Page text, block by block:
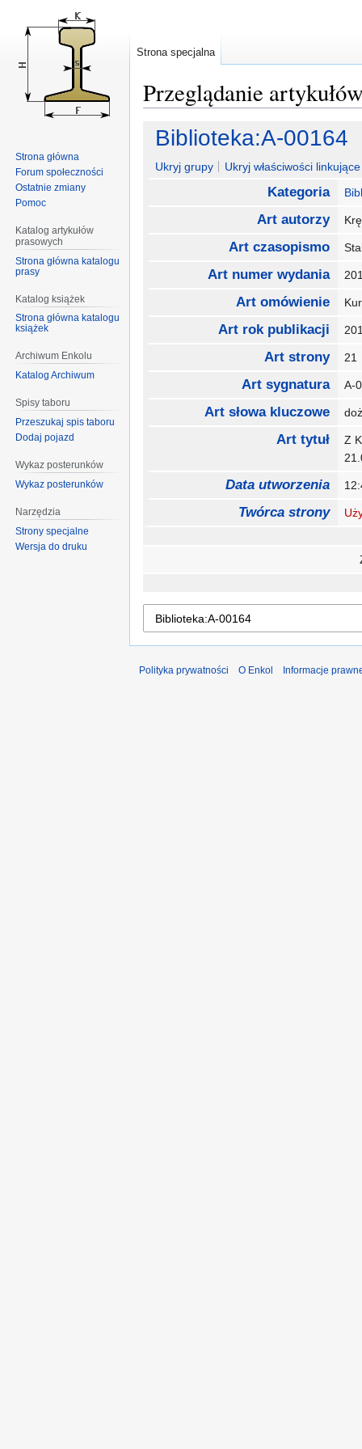
Przeglądanie
Przejdź
nawigacji
Przejdź
wyszukiwania
Biblioteka:A-00164
Ukryj grupy Ukryj właściwości
Kategoria
Art autorzy
Art czasopismo
Art numer wydania
Art omówienie
Art rok publikacji
Art strony
Art sygnatura A-
Art słowa kluczowe
Art tytuł
Z
Data utworzenia
Twórca strony
Strona specjalna
Strona główna
Forum społeczności
Ostatnie zmiany
Pomoc
Katalog artykułów
prasowych
Strona główna katalogu
prasy
Katalog książek
Strona główna katalogu
książek
Archiwum Enkolu
Katalog Archiwum
Spisy taboru
Przeszukaj spis taboru
Dodaj pojazd
Wykaz posterunków
Wykaz posterunków
Narzędzia
Strony specjalne
Wersja do druku
Polityka prywatności O Enkol Informacje